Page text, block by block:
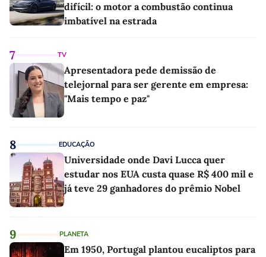
difícil: o motor a combustão continua
imbatível na estrada
7 TV
Apresentadora pede demissão de
telejornal para ser gerente em empresa:
"Mais tempo e paz"
8 EDUCAÇÃO
Universidade onde Davi Lucca quer
estudar nos EUA custa quase R$ 400 mil e
já teve 29 ganhadores do prêmio Nobel
9 PLANETA
Em 1950, Portugal plantou eucaliptos para